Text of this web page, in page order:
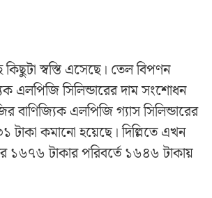
কিছুটা স্বস্তি এসেছে। তেল বিপণন
এলপিজি সিলিন্ডারের দাম সংশোধন
বাণিজ্যিক এলপিজি গ্যাস সিলিন্ডারের
কমানো হয়েছে। দিল্লিতে এখন
১৬৭৬ টাকার পরিবর্তে ১৬৪৬ টাকায়